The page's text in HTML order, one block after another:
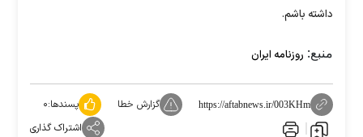
داشته باشم.
منبع: روزنامه ایران
https://aftabnews.ir/003KHm گزارش خطا پسندها:۰
اشتراک گذاری